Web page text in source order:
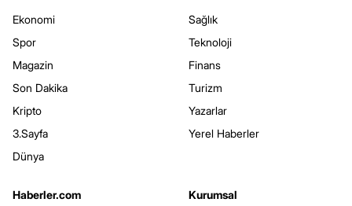
Ekonomi
Spor
Magazin
Son Dakika
Kripto
3.Sayfa
Dünya
Sağlık
Teknoloji
Finans
Turizm
Yazarlar
Yerel Haberler
Haberler.com
Kurumsal